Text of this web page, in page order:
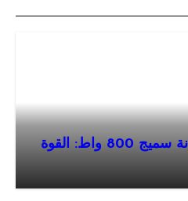
احترافية الخبز مع عجانة سميج 800 واط: القوة